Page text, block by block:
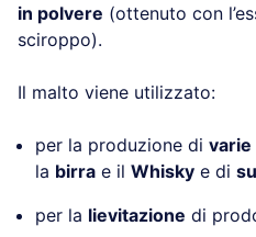
in polvere (ottenuto con
sciroppo).
Il malto viene utilizzato:
per la produzione di varie
la birra e il Whisky e di
per la lievitazione di